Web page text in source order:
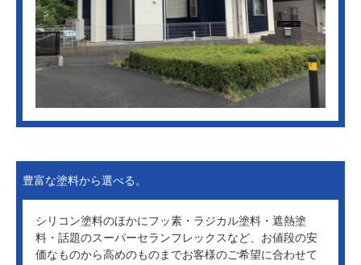
豊富な塗料から選べる。
シリコン塗料のほかにフッ素・ラジカル塗料・遮熱塗
料・話題のスーパーセランフレックスなど、お値段の安
価なものから高めのものまでお客様のご希望に合わせて